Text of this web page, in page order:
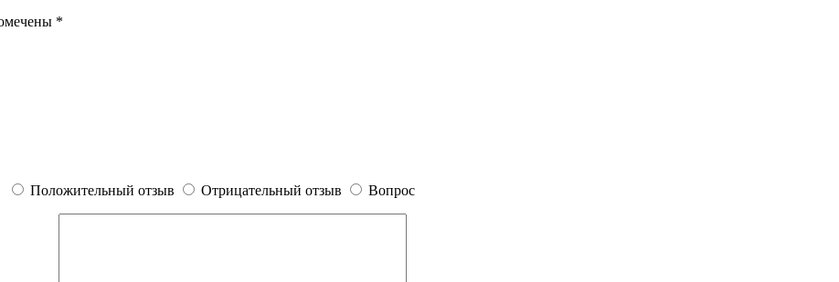
*
Положительный отзыв Отрицательный отзыв Вопрос